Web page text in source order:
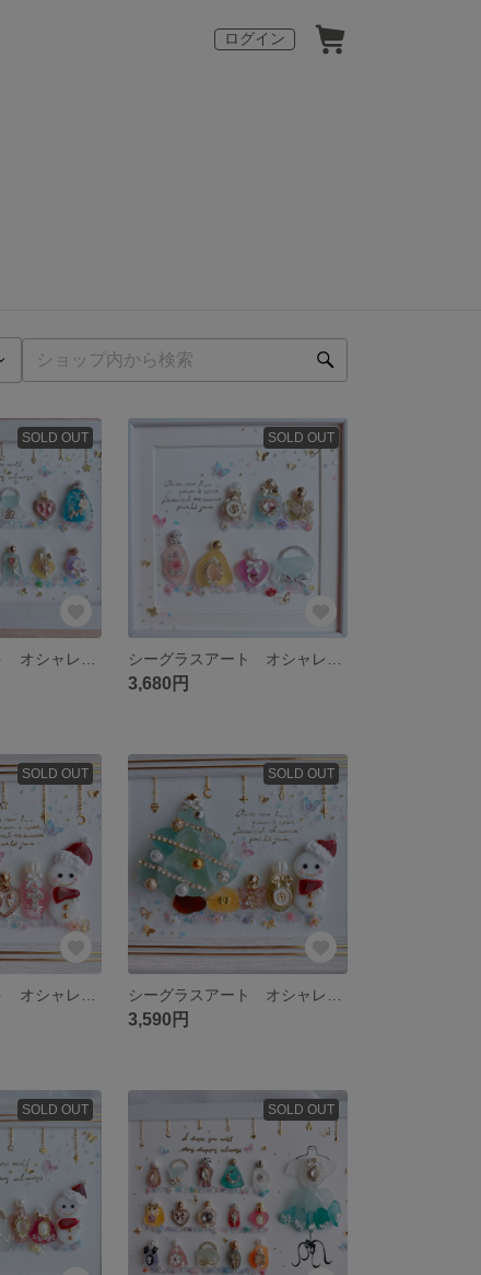
ログイン
SOLD OUT SOLD OUT
3,680円
SOLD OUT SOLD OUT
3,590円
SOLD OUT SOLD OUT